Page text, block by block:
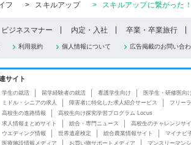
フ > スキルアップ > スキルアップに繋がった
ビジネスマナー 内定・入社 卒業・卒業旅行
利用規約 個人情報について 広告掲載のお問い合
サイト
学生の就活 留学経験者の就活 看護学生向け 医学生・研修医向
ミドル・シニアの求人
障害者に特化した求人紹介サービス フリー
高校生の進路情報
高校生向け探究学習プログラム Locus
求人情報まとめサイト 総合・専門ニュース 高校生のチャレンジサ
ウエディング情報
世界遺産検定 総合農業情報サイト マイナビ
医療施設情報メディア
お買い物サポートメディア マンスリーマン